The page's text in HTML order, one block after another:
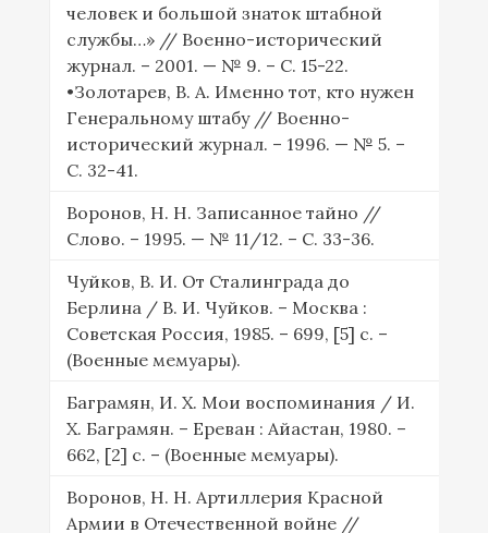
человек и большой знаток штабной
службы…» // Военно-исторический
журнал. – 2001. — № 9. – С. 15-22.
•Золотарев, В. А. Именно тот, кто нужен
Генеральному штабу // Военно-
исторический журнал. – 1996. — № 5. –
С. 32-41.
Воронов, Н. Н. Записанное тайно //
Слово. – 1995. — № 11/12. – С. 33-36.
Чуйков, В. И. От Сталинграда до
Берлина / В. И. Чуйков. – Москва :
Советская Россия, 1985. – 699, [5] с. –
(Военные мемуары).
Баграмян, И. Х. Мои воспоминания / И.
Х. Баграмян. – Ереван : Айастан, 1980. –
662, [2] c. – (Военные мемуары).
Воронов, Н. Н. Артиллерия Красной
Армии в Отечественной войне //